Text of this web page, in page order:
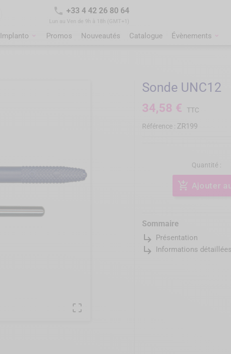
 +33 4 42 26 80 64
Lun au Ven de 9h à 18h (GMT+1)
Promos Nouveautés Catalogue Évènements
Sonde UNC12
34,58 € TTC
Référence : ZR199
Quantité :
add_shopping_cart Ajouter
Sommaire
subdirectory_arrow_right Présentation
subdirectory_arrow_right Informations détaillées
